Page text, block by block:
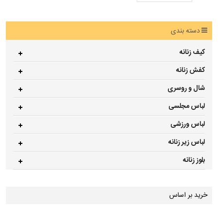
دسته بندی
کیف زنانه
کفش زنانه
شال و روسری
لباس مجلسی
لباس ورزشی
لباس زیر زنانه
بلوز زنانه
خرید بر اساس